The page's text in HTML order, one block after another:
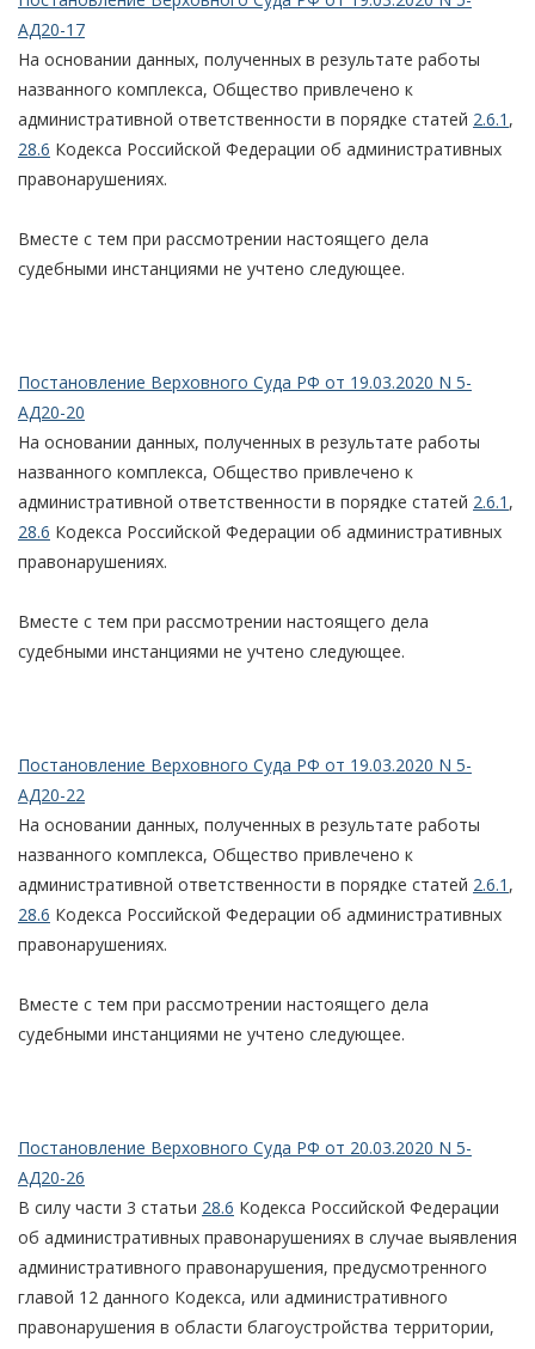
АД20-17
На основании данных, полученных в результате работы
названного комплекса, Общество привлечено к
административной ответственности в порядке статей 2.6.1 ,
28.6 Кодекса Российской Федерации об административных
правонарушениях.
Вместе с тем при рассмотрении настоящего дела
судебными инстанциями не учтено следующее.
Постановление Верховного Суда РФ от 19.03.2020 N 5-
АД20-20
На основании данных, полученных в результате работы
названного комплекса, Общество привлечено к
административной ответственности в порядке статей 2.6.1 ,
28.6 Кодекса Российской Федерации об административных
правонарушениях.
Вместе с тем при рассмотрении настоящего дела
судебными инстанциями не учтено следующее.
Постановление Верховного Суда РФ от 19.03.2020 N 5-
АД20-22
На основании данных, полученных в результате работы
названного комплекса, Общество привлечено к
административной ответственности в порядке статей 2.6.1 ,
28.6 Кодекса Российской Федерации об административных
правонарушениях.
Вместе с тем при рассмотрении настоящего дела
судебными инстанциями не учтено следующее.
Постановление Верховного Суда РФ от 20.03.2020 N 5-
АД20-26
В силу части 3 статьи 28.6 Кодекса Российской Федерации
об административных правонарушениях в случае выявления
административного правонарушения, предусмотренного
главой 12 данного Кодекса, или административного
правонарушения в области благоустройства территории,